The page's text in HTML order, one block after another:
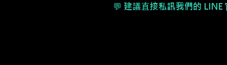
💬 建議直接私訊我們的 LINE